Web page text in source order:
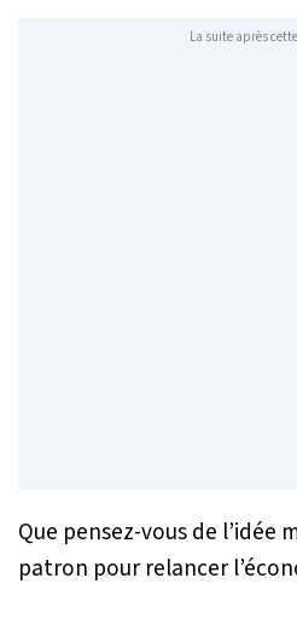
La suite après
Que pensez-vous de l’idée
patron pour relancer